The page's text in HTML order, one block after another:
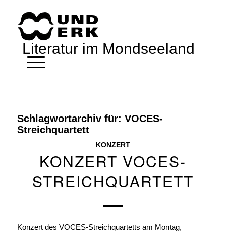
Literatur im Mondseeland
Schlagwortarchiv für: VOCES-
Streichquartett
KONZERT
KONZERT VOCES-
STREICHQUARTETT
Konzert des VOCES-Streichquartetts am Montag,